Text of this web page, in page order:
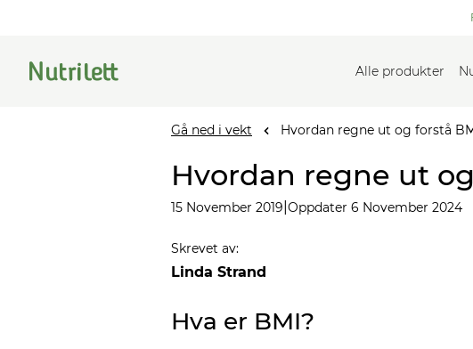
Alle produkter
Gå ned i vekt Hvordan regne ut og forstå
Hvordan regne ut
15 November 2019 Oppdater 6 November 2024
Skrevet av:
Linda Strand
Hva er BMI?